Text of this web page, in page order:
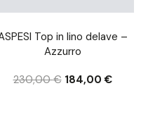
Top in lino delave –
Azzurro
230,00€ 184,00€